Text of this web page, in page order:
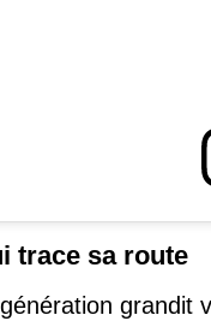
trace sa route
grandit